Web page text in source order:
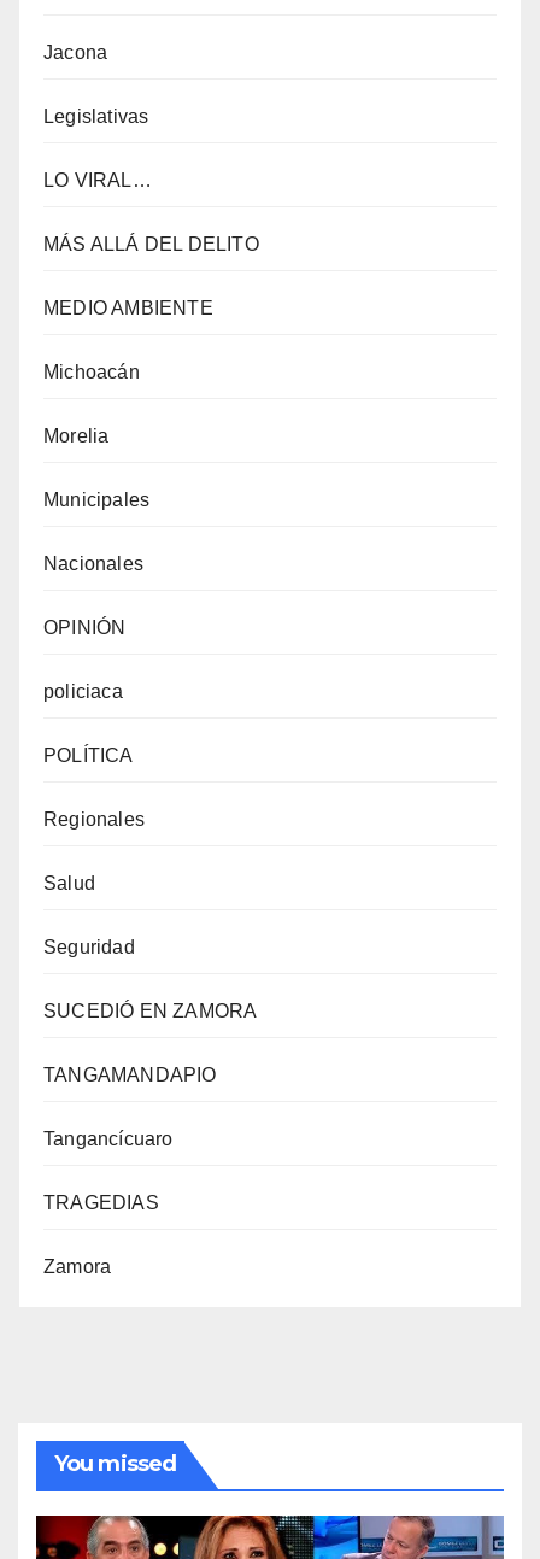
Jacona
Legislativas
LO VIRAL…
MÁS ALLÁ DEL DELITO
MEDIO AMBIENTE
Michoacán
Morelia
Municipales
Nacionales
OPINIÓN
policiaca
POLÍTICA
Regionales
Salud
Seguridad
SUCEDIÓ EN ZAMORA
TANGAMANDAPIO
Tangancícuaro
TRAGEDIAS
Zamora
You missed